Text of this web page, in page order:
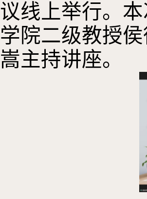
议线上举行。
学院二级教授
嵩主持讲座。